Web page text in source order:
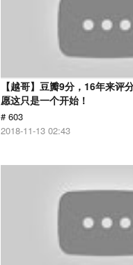
【越哥】豆瓣9分，16年来评
愿这只是一个开始！
# 603
2018-11-13 02:43